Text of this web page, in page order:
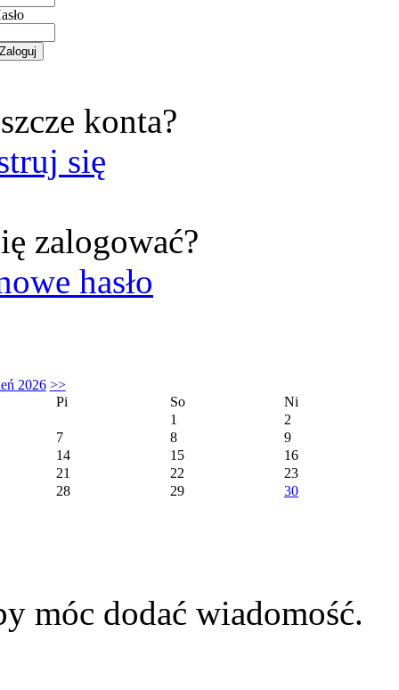
konta?
się
zalogować?
hasło
2026 >>
Pi
So
Ni
1
2
7
8
9
14
15
16
21
22
23
28
29 30
móc dodać wiadomość.